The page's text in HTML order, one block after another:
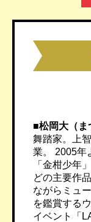
■松岡大（ま
舞踏家。上
業。 2005年
「金柑少年
どの主要作
ながらミュ
を鑑賞する
イベント「